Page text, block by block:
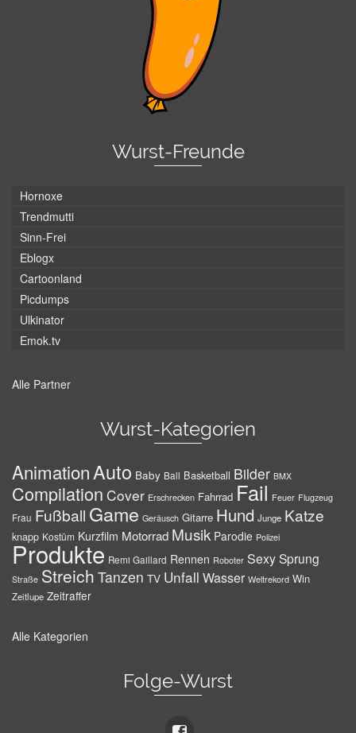
Wurst-Freunde
Hornoxe
Trendmutti
Sinn-Frei
Eblogx
Cartoonland
Picdumps
Ulkinator
Emok.tv
Alle Partner
Wurst-Kategorien
AnimationAuto Baby Ball Basketball Bilder BMX
Compilation Cover Erschrecken Fahrrad Fail Feuer Flugzeug
Frau Fußball Game Geräusch Gitarre Hund Junge Katze
knapp Kostüm Kurzfilm Motorrad Musik Parodie Polizei
Produkte Remi Gaillard Rennen Roboter SexySprung
Straße Streich Tanzen TV Unfall Wasser Weltrekord Win
Zeitlupe Zeitraffer
Alle Kategorien
Folge-Wurst